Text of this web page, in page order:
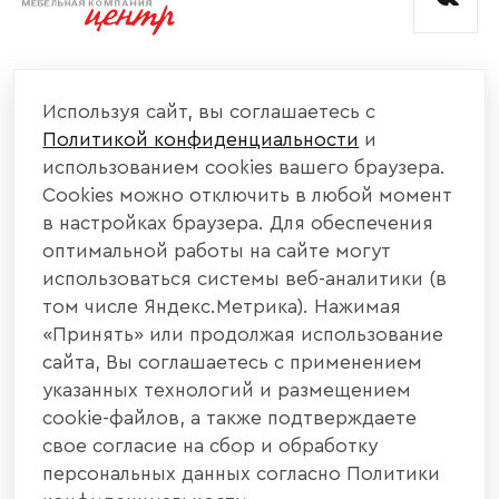
КАТАЛОГ МЕБЕЛИ
ИНФОРМАЦИЯ
НАШИ КОНТАКТЫ
+7 800 700 20 58
440004, г. Пенза, ул. Рябова, д. 31
info@interier-center.ru
Используя сайт, вы соглашаетесь с
Политикой конфиденциальности и
использованием cookies вашего браузера.
Cookies можно отключить в любой момент
в настройках браузера. Для обеспечения
оптимальной работы на сайте могут
использоваться системы веб-аналитики (в
том числе Яндекс.Метрика). Нажимая
«Принять» или продолжая использование
сайта, Вы соглашаетесь с применением
указанных технологий и размещением
cookie-файлов, а также подтверждаете
свое согласие на сбор и обработку
персональных данных согласно Политики